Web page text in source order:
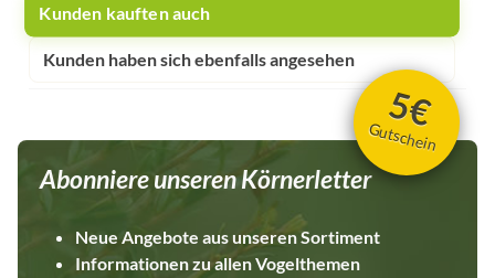
Kunden kauften auch
Kunden haben sich ebenfalls angesehen
5€
Gutschein
Abonniere unseren Körnerletter
Neue Angebote aus unseren Sortiment
Informationen zu allen Vogelthemen